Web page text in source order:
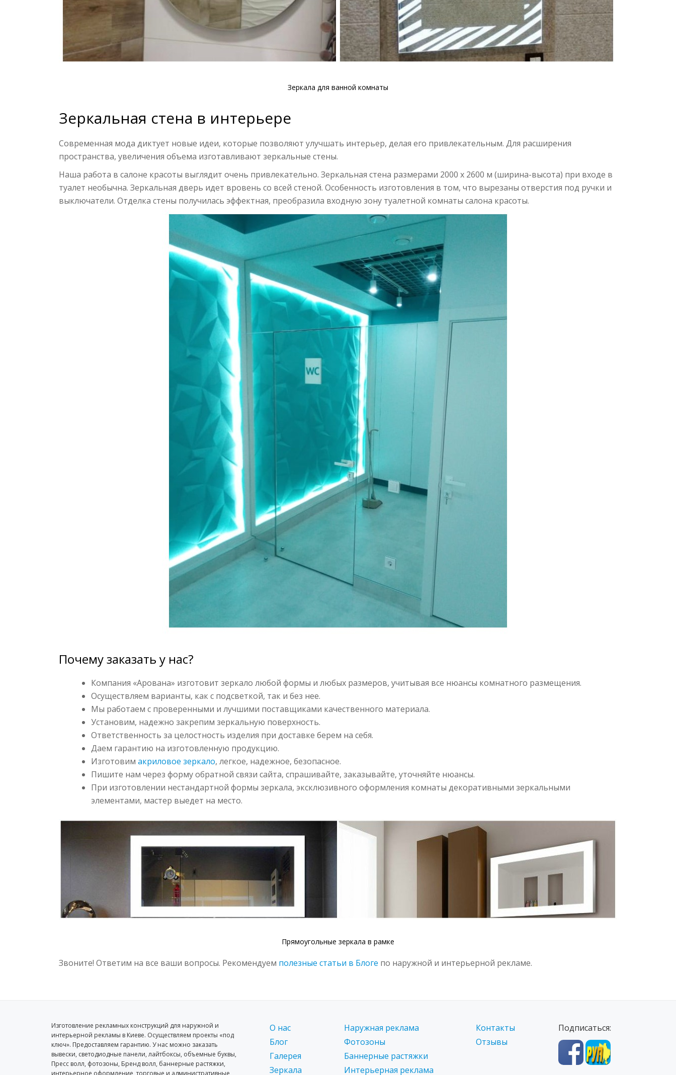
Зеркала для ванной комнаты
Зеркальная стена в интерьере
Современная мода диктует новые идеи, которые позволяют улучшать интерьер, делая его привлекательным. Для расширения
пространства, увеличения объема изготавливают зеркальные стены.
Наша работа в салоне красоты выглядит очень привлекательно. Зеркальная стена размерами 2000 х 2600 м (ширина-высота) при входе в
туалет необычна. Зеркальная дверь идет вровень со всей стеной. Особенность изготовления в том, что вырезаны отверстия под ручки и
выключатели. Отделка стены получилась эффектная, преобразила входную зону туалетной комнаты салона красоты.
Почему заказать у нас?
Компания «Арована» изготовит зеркало любой формы и любых размеров, учитывая все нюансы комнатного размещения.
Осуществляем варианты, как с подсветкой, так и без нее.
Мы работаем с проверенными и лучшими поставщиками качественного материала.
Установим, надежно закрепим зеркальную поверхность.
Ответственность за целостность изделия при доставке берем на себя.
Даем гарантию на изготовленную продукцию.
Изготовим акриловое зеркало, легкое, надежное, безопасное.
Пишите нам через форму обратной связи сайта, спрашивайте, заказывайте, уточняйте нюансы.
При изготовлении нестандартной формы зеркала, эксклюзивного оформления комнаты декоративными зеркальными
элементами, мастер выедет на место.
Прямоугольные зеркала в рамке
Звоните! Ответим на все ваши вопросы. Рекомендуем полезные статьи в Блоге по наружной и интерьерной рекламе.
Изготовление рекламных конструкций для наружной и
интерьерной рекламы в Киеве. Осуществляем проекты «под
ключ». Предоставляем гарантию. У нас можно заказать
вывески, светодиодные панели, лайтбоксы, объемные буквы,
Пресс волл, фотозоны, Бренд волл, баннерные растяжки,
интерьерное оформление, торговые и административные
О нас
Блог
Галерея
Зеркала
Наружная реклама
Фотозоны
Баннерные растяжки
Интерьерная реклама
Контакты
Отзывы
Подписаться: